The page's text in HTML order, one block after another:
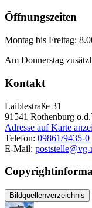
Öffnungszeiten
Montag bis Freitag:
Am Donnerstag
Kontakt
Laiblestraße 31
91541 Rothenburg
Adresse auf Karte
Telefon: 09861/9435-0
E-Mail:
Bildquellenverzeichnis